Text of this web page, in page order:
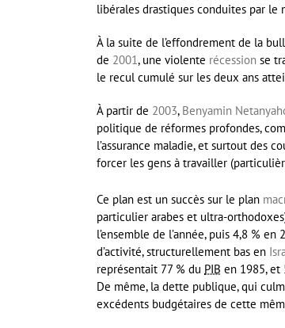
libérales drastiques conduites par le
À la suite de l’effondrement de la
de 2001, une violente récession se
le recul cumulé sur les deux ans
À partir de 2003, Benyamin
politique de réformes profondes,
l’assurance maladie, et surtout des
forcer les gens à travailler
Ce plan est un succès sur le plan
particulier arabes et ultra-
l’ensemble de l’année, puis 4,8 %
d’activité, structurellement bas en
représentait 77 % du PIB en 1985, et
De même, la dette publique, qui
excédents budgétaires de cette